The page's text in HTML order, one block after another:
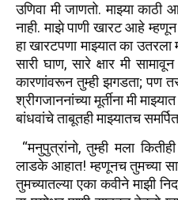
उणिवा मी जाणतो. माझ्या
नाही. माझे पाणी खारट आहे
हा खारटपणा माझ्यात का उतरला
सारी घाण, सारे क्षार मी
कारणांवरून तुम्ही झगडता; पण
श्रीगजाननांच्या मूर्तीना मी
बांधवांचे ताबूतही माझ्यातच
“मनुपुत्रांनो, तुम्ही मला
लाडके आहात! म्हणूनच तुमच्या
तुमच्यातल्या एका कवीने माझी